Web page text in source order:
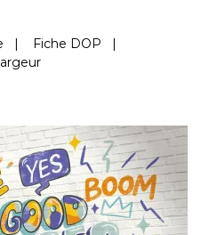
| Fiche DOP |